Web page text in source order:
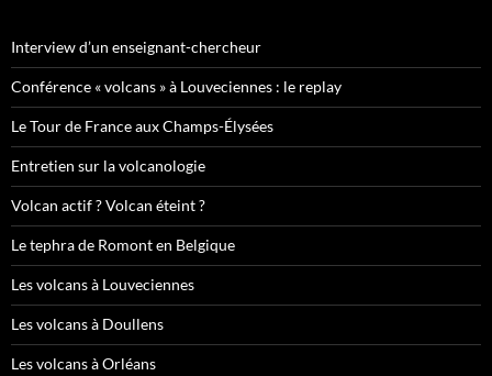
Interview d’un enseignant-chercheur
Conférence « volcans » à Louveciennes : le replay
Le Tour de France aux Champs-Élysées
Entretien sur la volcanologie
Volcan actif ? Volcan éteint ?
Le tephra de Romont en Belgique
Les volcans à Louveciennes
Les volcans à Doullens
Les volcans à Orléans